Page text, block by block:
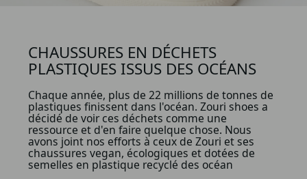
CHAUSSURES EN DÉCHETS
PLASTIQUES ISSUS DES OCÉANS
Chaque année, plus de 22 millions de tonnes de
plastiques finissent dans l'océan. Zouri shoes a
décidé de voir ces déchets comme une
ressource et d'en faire quelque chose. Nous
avons joint nos efforts à ceux de Zouri et ses
chaussures vegan, écologiques et dotées de
semelles en plastique recyclé des océan